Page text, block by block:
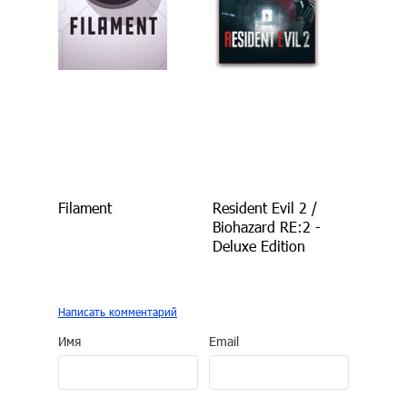
Filament
Resident Evil 2 /
Biohazard RE:2 -
Deluxe Edition
Написать комментарий
Имя Email